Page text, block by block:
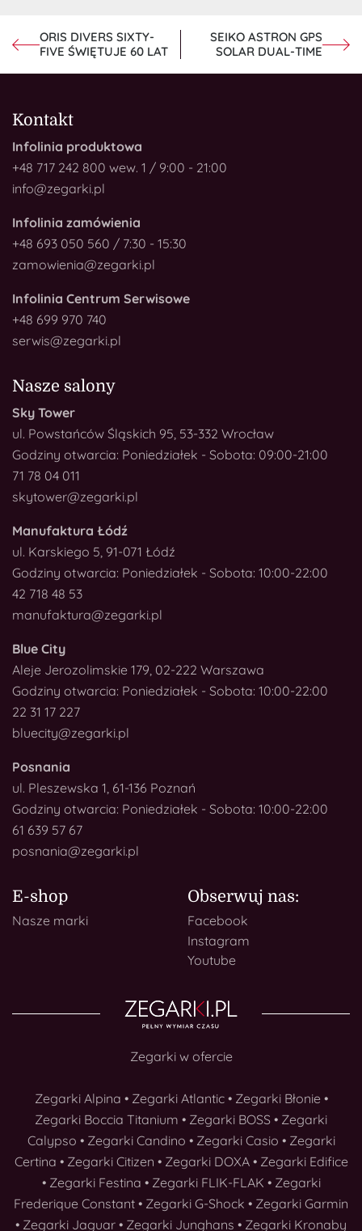
NAWIGACJA
WPISU
ORIS DIVERS SIXTY-
FIVE ŚWIĘTUJE 60 LAT
SEIKO ASTRON GPS
SOLAR DUAL-TIME
Kontakt
Infolinia produktowa
+48 717 242 800 wew. 1 / 9:00 - 21:00
info@zegarki.pl
Infolinia zamówienia
+48 693 050 560 / 7:30 - 15:30
zamowienia@zegarki.pl
Infolinia Centrum Serwisowe
+48 699 970 740
serwis@zegarki.pl
Nasze salony
Sky Tower
ul. Powstańców Śląskich 95, 53-332 Wrocław
Godziny otwarcia: Poniedziałek - Sobota: 09:00-21:00
71 78 04 011
skytower@zegarki.pl
Manufaktura Łódź
ul. Karskiego 5, 91-071 Łódź
Godziny otwarcia: Poniedziałek - Sobota: 10:00-22:00
42 718 48 53
manufaktura@zegarki.pl
Blue City
Aleje Jerozolimskie 179, 02-222 Warszawa
Godziny otwarcia: Poniedziałek - Sobota: 10:00-22:00
22 31 17 227
bluecity@zegarki.pl
Posnania
ul. Pleszewska 1, 61-136 Poznań
Godziny otwarcia: Poniedziałek - Sobota: 10:00-22:00
61 639 57 67
posnania@zegarki.pl
E-shop
Nasze marki
Obserwuj nas:
Facebook
Instagram
Youtube
Zegarki w ofercie
Zegarki Alpina • Zegarki Atlantic• Zegarki Błonie•
Zegarki Boccia Titanium • Zegarki BOSS • Zegarki
Calypso • Zegarki Candino • Zegarki Casio • Zegarki
Certina • Zegarki Citizen • Zegarki DOXA• Zegarki Edifice
• Zegarki Festina • Zegarki FLIK-FLAK • Zegarki
Frederique Constant • Zegarki G-Shock • Zegarki Garmin
• Zegarki Jaguar • Zegarki Junghans • Zegarki Kronaby